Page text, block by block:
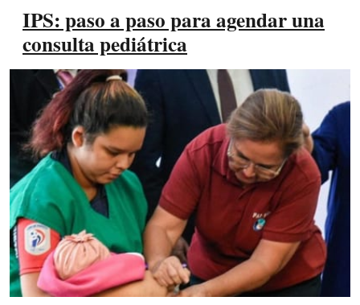
IPS: paso a paso para agendar una
consulta pediátrica